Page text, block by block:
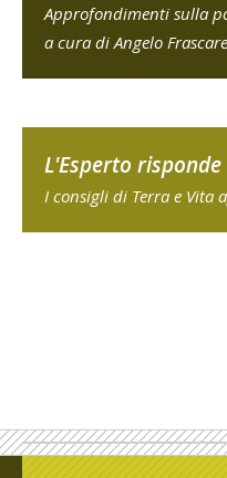
Approfondimenti sulla
a cura di Angelo
L'Esperto risponde
I consigli di Terra e Vita